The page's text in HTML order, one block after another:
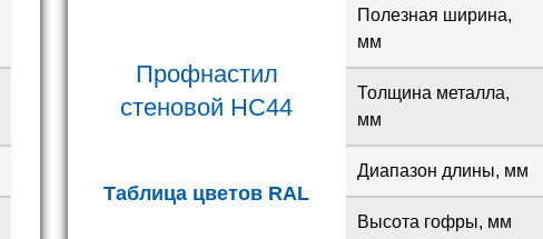
Профнастил
стеновой HC44
Таблица цветов RAL
Полезная ширина,
мм
Толщина металла,
мм
Диапазон длины, мм
Высота гофры, мм